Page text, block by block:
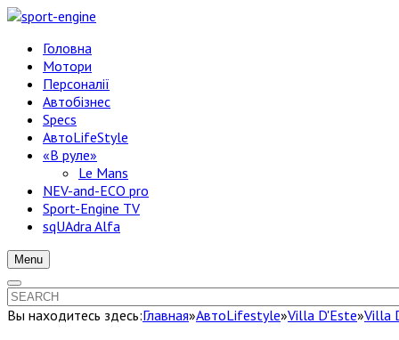
Головна
Мотори
Персоналії
Автобізнес
Specs
АвтоLifeStyle
«В руле»
Le Mans
NEV-and-ECO pro
Sport-Engine TV
sqUAdra Alfa
Menu
Вы находитесь здесь:Главная»АвтоLifestyle»Villa D'Este»Villa